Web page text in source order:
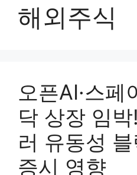
해외주식
오픈AI·스페
닥 상장 임
러 유동성
증시 영향